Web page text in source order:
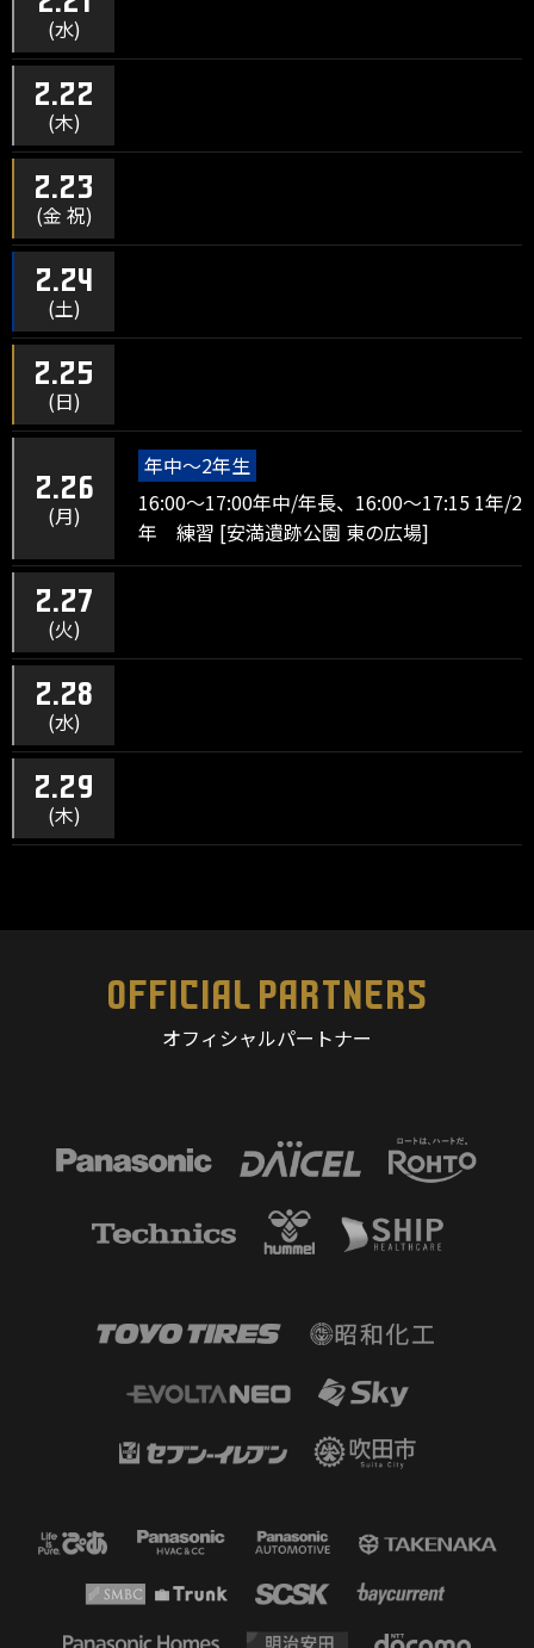
(水)
2.22
(木)
2.23
(金 祝)
2.24
(土)
2.25
(日)
2.26
(月)
年中～2年生
16:00～17:00年中/年長、16:00～17:15 1年/2
年 練習 [安満遺跡公園 東の広場]
2.27
(火)
2.28
(水)
2.29
(木)
OFFICIAL PARTNERS
オフィシャルパートナー